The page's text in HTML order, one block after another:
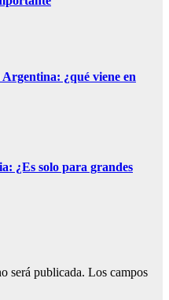
¿qué viene en
¿Es solo para grandes
será publicada. Los campos